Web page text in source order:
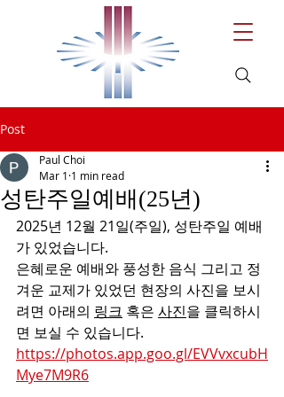
Post
성탄주일예배(25년)
Paul Choi
Mar 1 1 min read
2025년 12월 21일(주일), 성탄주일 예배
가 있었습니다.
은혜로운 예배와 풍성한 음식 그리고 정
겨운 교제가 있었던 현장의 사진을 보시
려면 아래의 링크 혹은 사진을 클릭하시
면 보실 수 있습니다.
https://photos.app.goo.gl/EVVvxcubH
Mye7M9R6